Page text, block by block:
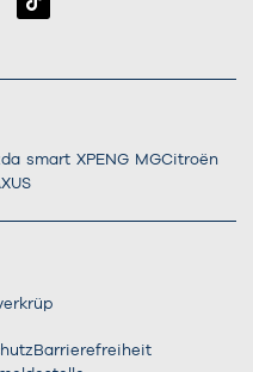
smart XPENG MGCitroën
Barrierefreiheit